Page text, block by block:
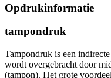
Opdrukinformatie
tampondruk
Tampondruk is een
wordt overgebracht door
(tampon). Het grote